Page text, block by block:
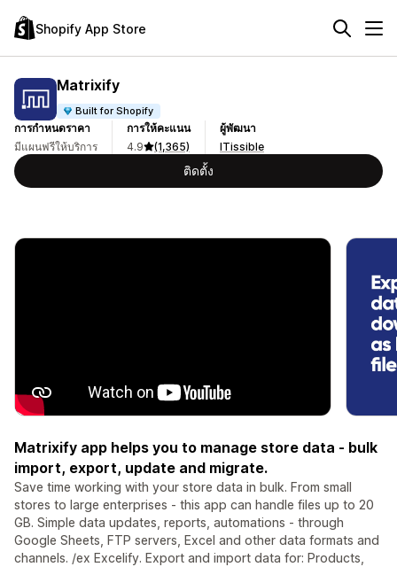
Shopify App Store
Matrixify
Built for Shopify
การกำหนดราคา
มีแผนฟรีให้บริการ
การให้คะแนน
4.9
(1,365)
ผู้พัฒนา
ITissible
ติดตั้ง
Matrixify app helps you to manage store data - bulk
import, export, update and migrate.
Save time working with your store data in bulk. From small
stores to large enterprises - this app can handle files up to 20
GB. Simple data updates, reports, automations - through
Google Sheets, FTP servers, Excel and other data formats and
channels. /ex Excelify. Export and import data for: Products,